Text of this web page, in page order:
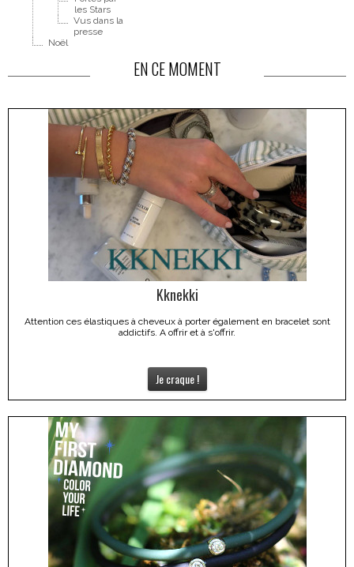
les Stars
Vus dans la
presse
Noël
EN CE MOMENT
Kknekki
Attention ces élastiques à cheveux à porter également en bracelet sont
addictifs. A offrir et à s'offrir.
Je craque !